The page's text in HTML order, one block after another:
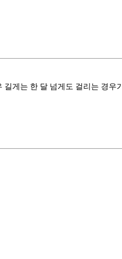
게는 한 달 넘게도 걸리는 경